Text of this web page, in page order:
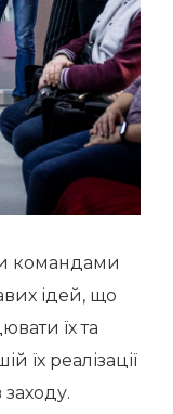
командами
ідей, що
їх та
їх реалізації